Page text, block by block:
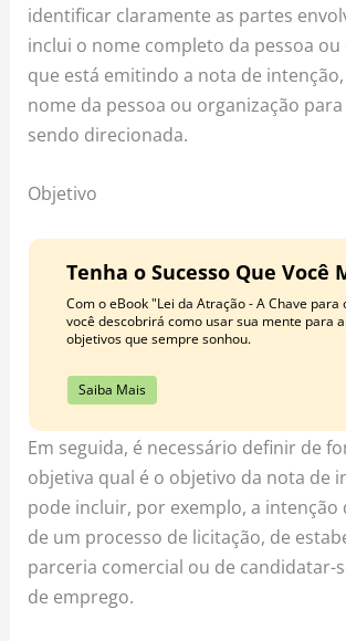
identificar claramente as partes
inclui o nome completo da pessoa ou
que está emitindo a nota de
nome da pessoa ou organização
sendo direcionada.
Objetivo
Tenha o Sucesso Que Você
Com o eBook "Lei da Atração - A Chave para
você descobrirá como usar sua mente para
objetivos que sempre sonhou.
Saiba Mais
Em seguida, é necessário definir de
objetiva qual é o objetivo da nota de
pode incluir, por exemplo, a
de um processo de licitação, de
parceria comercial ou de candidatar-
de emprego.